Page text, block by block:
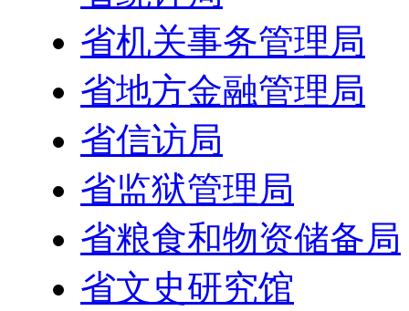
省机关事务管理局
省地方金融管理局
省信访局
省监狱管理局
省粮食和物资储备局
省文史研究馆